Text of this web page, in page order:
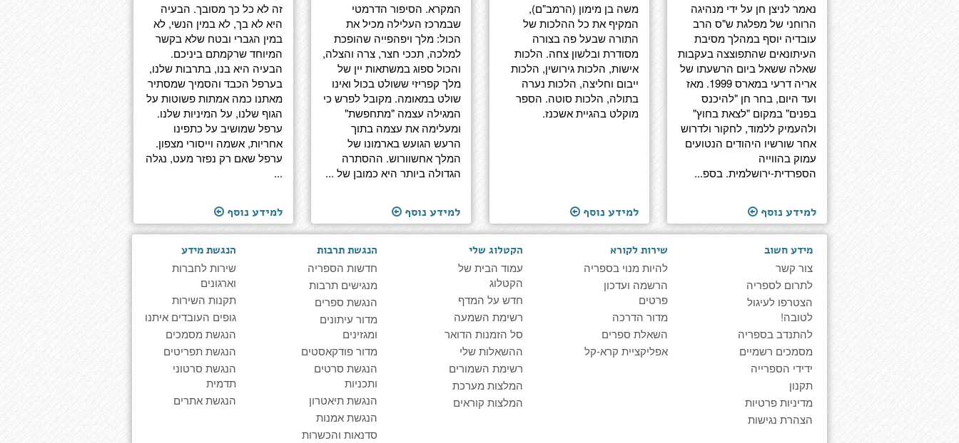
נאמר לניצן חן על ידי מנהיגה
הרוחני של מפלגת ש"ס הרב
עובדיה יוסף במהלך מסיבת
העיתונאים שהתפוצצה בעקבות
שאלה ששאל ביום הרשעתו של
אריה דרעי במארס 1999. מאז
ועד היום, בחר חן "להיכנס
בפנים" במקום "לצאת בחוץ"
ולהעמיק ללמוד, לחקור ולדרוש
אחר שורשיו היהודים הנטועים
עמוק בהווייה
הספרדית-ירושלמית. בספ...
למידע נוסף
משה בן מימון (הרמב"ם),
המקיף את כל ההלכות של
התורה שבעל פה בצורה
מסודרת ובלשון צחה. הלכות
אישות, הלכות גירושין, הלכות
ייבום וחליצה, הלכות נערה
בתולה, הלכות סוטה. הספר
מוקלט בהגיית אשכנז.
למידע נוסף
המקרא. הסיפור הדרמטי
שבמרכז העלילה מכיל את
הכול: מלך ויפהפייה שהופכת
למלכה, תככי חצר, צרה והצלה,
והכול ספוג במשתאות יין של
מלך קפריזי ששולט בכול ואינו
שולט במאומה. מקובל לפרש כי
המגילה עצמה "מתחפשת"
ומעלימה את עצמה בתוך
הרעש הגועש בארמונו של
המלך אחשוורוש. ההסתרה
הגדולה ביותר היא כמובן של ...
למידע נוסף
זה לא כל כך מסובך. הבעיה
היא לא בך, לא במין הנשי, לא
במין הגברי ובטח שלא בקשר
המיוחד שרקמתם ביניכם.
הבעיה היא בנו, בתרבות שלנו,
בערפל הכבד והסמיך שמסתיר
מאתנו כמה אמתות פשוטות על
הגוף שלנו, על המיניות שלנו.
ערפל שמושיב על כתפינו
אחריות, אשמה וייסורי מצפון.
ערפל שאם רק נפזר מעט, נגלה
...
למידע נוסף
מידע חשוב
צור קשר
לתרום לספריה
הצטרפו לעיגול
לטובה!
להתנדב בספריה
מסמכים רשמיים
ידידי הספרייה
תקנון
מדיניות פרטיות
הצהרת נגישות
שירות לקורא
להיות מנוי בספריה
הרשמה ועדכון
פרטים
מדור הדרכה
השאלת ספרים
אפליקציית קרא-קל
הקטלוג שלי
עמוד הבית של
הקטלוג
חדש על המדף
רשימת השמעה
סל הזמנות הדואר
ההשאלות שלי
רשימת השמורים
המלצות מערכת
המלצות קוראים
הנגשת תרבות
חדשות הספריה
מנגישים תרבות
הנגשת ספרים
מדור עיתונים
ומגזינים
מדור פודקאסטים
הנגשת סרטים
ותכניות
הנגשת תיאטרון
הנגשת אמנות
סדנאות והכשרות
הנגשת מידע
שירות לחברות
וארגונים
תקנות השירות
גופים העובדים איתנו
הנגשת מסמכים
הנגשת תפריטים
הנגשת סרטוני
תדמית
הנגשת אתרים